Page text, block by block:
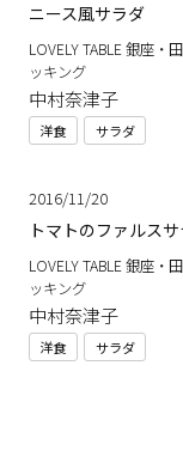
ニース風サラダ
LOVELY TABLE 銀座・
ッキング
中村奈津子
洋食 サラダ
2016/11/20
トマトのファルス
LOVELY TABLE 銀座・
ッキング
中村奈津子
洋食 サラダ